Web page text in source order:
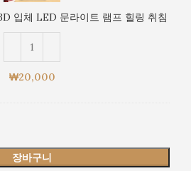
야
간
조
명
드
3D
입
라
이
입체 LED 문라이트 램프 힐링 취침
₩20,000
장바구니